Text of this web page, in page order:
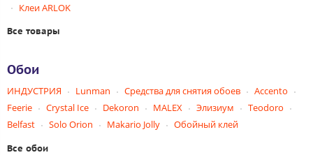
Клеи ARLOK
Все товары
Обои
ИНДУСТРИЯ Lunman Средства для снятия обоев
Accento
Feerie
Crystal Ice Dekoron MALEX Элизиум
Teodoro
Belfast
Solo Orion Makario Jolly Обойный клей
Все обои